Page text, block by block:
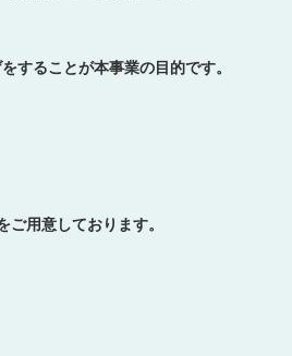
することが本事業の目的です。
用意しております。